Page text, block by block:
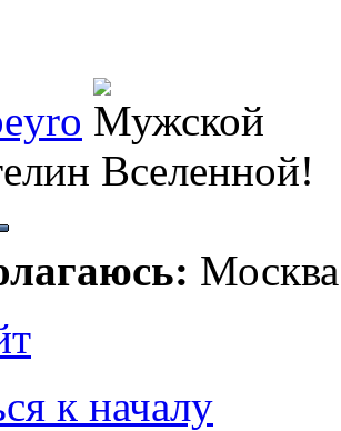
Вселенной!
Москва
к началу